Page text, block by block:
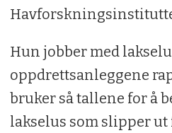
Hun jobber med
oppdrettsanleggene
bruker så tallene for å
lakselus som slipper ut